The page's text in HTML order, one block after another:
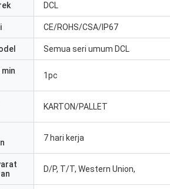
DCL
CE/ROHS/CSA/IP67
Semua seri umum DCL
1pc
KARTON/PALLET
7 hari kerja
D/P, T/T, Western Union,